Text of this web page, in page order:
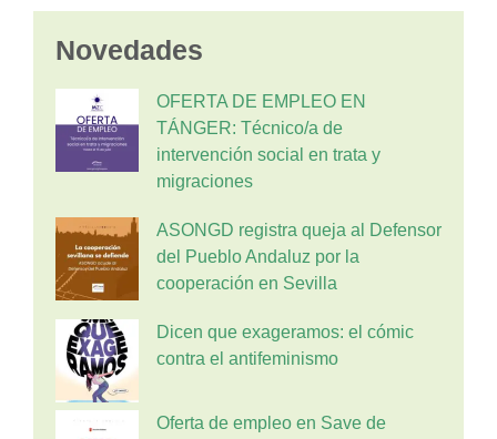
Novedades
OFERTA DE EMPLEO EN
TÁNGER: Técnico/a de
intervención social en trata y
migraciones
ASONGD registra queja al Defensor
del Pueblo Andaluz por la
cooperación en Sevilla
Dicen que exageramos: el cómic
contra el antifeminismo
Oferta de empleo en Save de